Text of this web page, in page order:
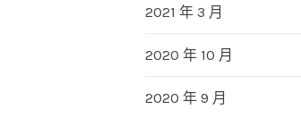
2021 年 3 月
2020 年 10 月
2020 年 9 月